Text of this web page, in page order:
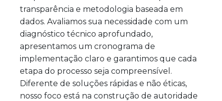
transparência e metodologia baseada em
dados. Avaliamos sua necessidade com um
diagnóstico técnico aprofundado,
apresentamos um cronograma de
implementação claro e garantimos que cada
etapa do processo seja compreensível.
Diferente de soluções rápidas e não éticas,
nosso foco está na construção de autoridade